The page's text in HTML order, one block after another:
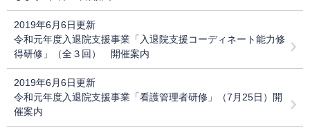
2019年6月6日更新
令和元年度入退院支援事業「入退院支援コーディネート能力修
得研修」（全３回） 開催案内
2019年6月6日更新
令和元年度入退院支援事業「看護管理者研修」（7月25日）開
催案内